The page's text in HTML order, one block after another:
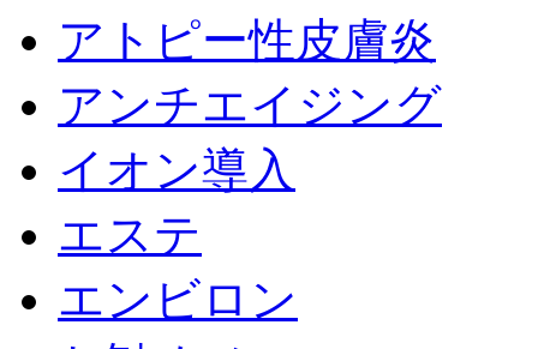
アトピー性皮膚炎
アンチエイジング
イオン導入
エステ
エンビロン